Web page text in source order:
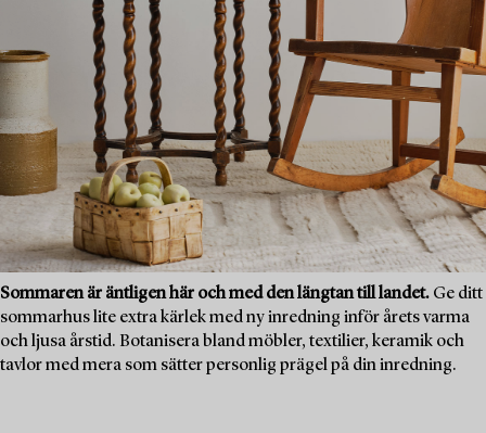
Sommaren är äntligen här och med den längtan till landet. Ge ditt
sommarhus lite extra kärlek med ny inredning inför årets varma
och ljusa årstid. Botanisera bland möbler, textilier, keramik och
tavlor med mera som sätter personlig prägel på din inredning.